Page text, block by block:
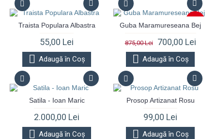
Traista Populara Albastra
55,00 Lei
Adaugă în Coş
-20%
Guba Maramureseana Bej
875,00 Lei 700,00 Lei
Adaugă în Coş
Satila - Ioan Maric
2.000,00 Lei
Adaugă în Coş
Prosop Artizanat Rosu
99,00 Lei
Adaugă în Coş